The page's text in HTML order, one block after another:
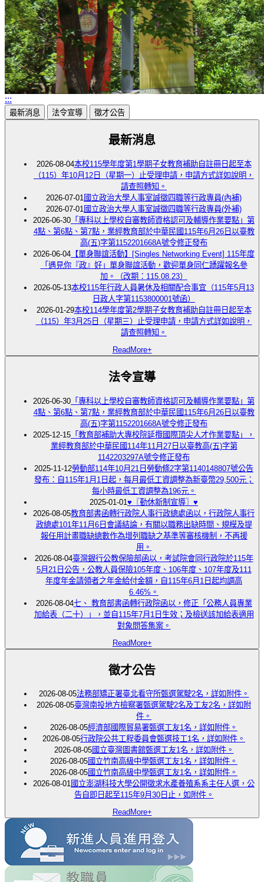
:::
最新消息 法令宣導 徵才公告
最新消息
2026-08-04本校115學年度第1學期子女教育補助自註冊日起至本
（115）年10月12日（星期一）止受理申請，申請方式詳如說明，
請查照轉知。
2026-07-01國立政治大學人事室誠徵四職等行政專員(內補)
2026-07-01國立政治大學人事室誠徵四職等行政專員(外補)
2026-06-30 「專科以上學校自審教師資格認可及輔導作業要點」第
4點、第6點、第7點，業經教育部於中華民國115年6月26日以臺教
高(五)字第1152201668A號令修正發布
2026-06-04 【單身聯誼活動】[Singles Networking Event] 115年度
「遇見你『政』好」單身聯誼活動，歡迎單身同仁踴躍報名參
加。（改期：115.08.23）
2026-05-13本校115年行政人員暑休及相關配合事宜（115年5月13
日政人字第1153800001號函）
2026-01-29本校114學年度第2學期子女教育補助自註冊日起至本
（115）年3月25日（星期三）止受理申請，申請方式詳如說明，
請查照轉知。
ReadMore+
法令宣導
2026-06-30 「專科以上學校自審教師資格認可及輔導作業要點」第
4點、第6點、第7點，業經教育部於中華民國115年6月26日以臺教
高(五)字第1152201668A號令修正發布
2025-12-15 「教育部補助大專校院延攬國際頂尖人才作業要點」，
業經教育部於中華民國114年11月27日以臺教高(五)字第
1142203297A號令修正發布
2025-11-12勞動部114年10月21日勞動條2字第1140148807號公告
發布：自115年1月1日起，每月最低工資調整為新臺幣29,500元；
每小時最低工資調整為196元。
2025-01-01♥〖勤休新制宣導〗♥
2026-08-05教育部書函轉行政院人事行政總處函以，行政院人事行
政總處101年11月6日會議結論，有關以職務出缺時間、規模及提
報任用計畫職缺總數作為增列職缺之基準等審核機制，不再援
用。
2026-08-04臺灣銀行公教保險部函以，考試院會同行政院於115年
5月21日公告，公教人員保險105年度、106年度、107年度及111
年度年金請領者之年金給付金額，自115年6月1日起均調高
6.46%。
2026-08-04七、 教育部書函轉行政院函以，修正「公務人員專業
加給表（二十）」，並自115年7月1日生效；及檢送該加給表適用
對象問答集案。
ReadMore+
徵才公告
2026-08-05法務部矯正署臺北看守所甄選駕駛2名，詳如附件。
2026-08-05臺灣南投地方檢察署甄選駕駛2名及工友2名，詳如附
件。
2026-08-05經濟部國際貿易署甄選工友1名，詳如附件。
2026-08-05行政院公共工程委員會甄選技工1名，詳如附件。
2026-08-05國立臺灣圖書館甄選工友1名，詳如附件。
2026-08-05國立竹南高級中學甄選工友1名，詳如附件。
2026-08-05國立竹南高級中學甄選工友1名，詳如附件。
2026-08-01國立澎湖科技大學公開徵求水產養殖系系主任人選，公
告自即日起至115年9月30日止，如附件。
ReadMore+